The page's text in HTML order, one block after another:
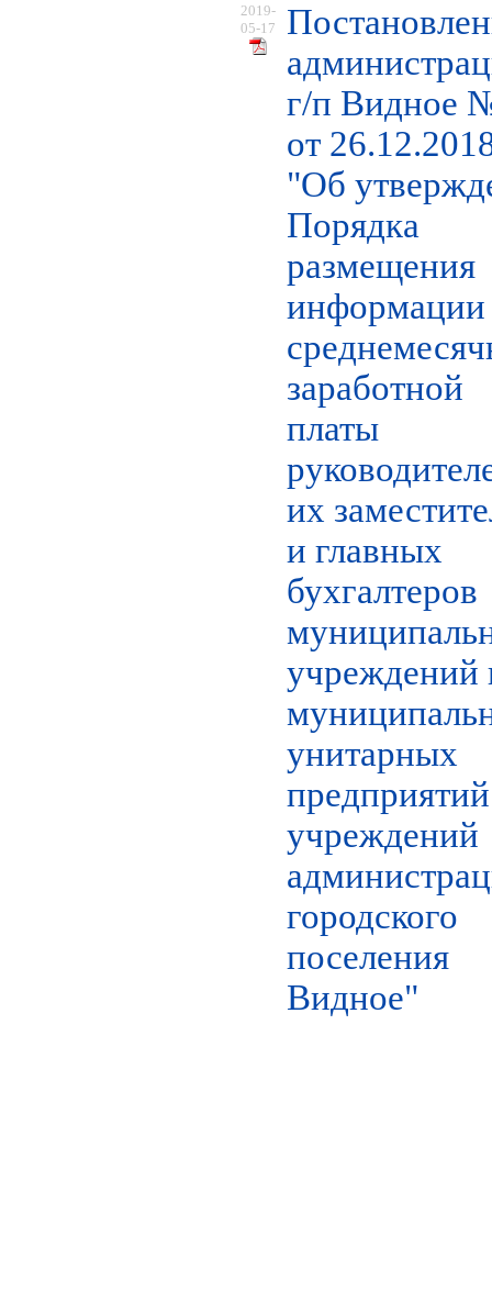
2019-
05-17
г/п Видное
от
"Об
Порядка
размещения
информации
заработной
платы
их
и главных
бухгалтеров
учреждений
унитарных
учреждений
городского
поселения
Видное"